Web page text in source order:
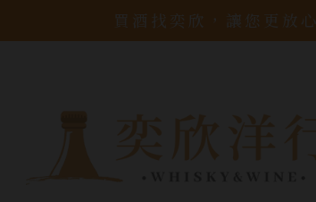
買酒找奕欣，讓您更放心